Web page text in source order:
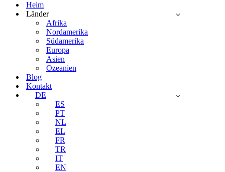
Heim
Länder
Afrika
Nordamerika
Südamerika
Europa
Asien
Ozeanien
Blog
Kontakt
DE
ES
PT
NL
EL
FR
TR
IT
EN